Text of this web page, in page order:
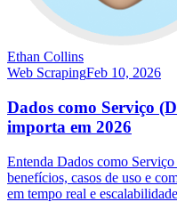
Ethan Collins
Web ScrapingFeb 10, 2026
Dados como Serviço
importa em 2026
Entenda Dados como
benefícios, casos de uso e
em tempo real e